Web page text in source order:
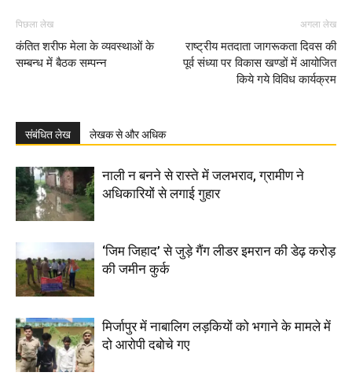
पिछला लेख
कंतित शरीफ मेला के व्यवस्थाओं के
सम्बन्ध में बैठक सम्पन्न
अगला लेख
राष्ट्रीय मतदाता जागरूकता दिवस की
पूर्व संध्या पर विकास खण्डों में आयोजित
किये गये विविध कार्यक्रम
संबंधित लेख लेखक से और अधिक
नाली न बनने से रास्ते में जलभराव, ग्रामीण ने
अधिकारियों से लगाई गुहार
‘जिम जिहाद’ से जुड़े गैंग लीडर इमरान की डेढ़ करोड़
की जमीन कुर्क
मिर्जापुर में नाबालिग लड़कियों को भगाने के मामले में
दो आरोपी दबोचे गए